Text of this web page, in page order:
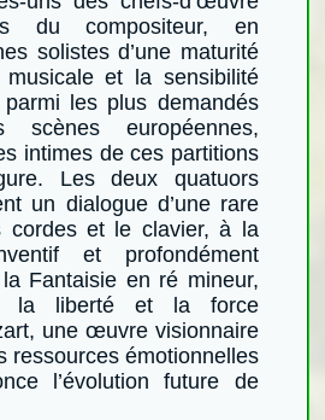
du compositeur, en
solistes d’une maturité
musicale et la sensibilité
les plus demandés
européennes,
intimes de ces partitions
Les deux quatuors
un dialogue d’une rare
cordes et le clavier, à la
et profondément
Fantaisie en ré mineur,
la liberté et la force
une œuvre visionnaire
ressources émotionnelles
l’évolution future de